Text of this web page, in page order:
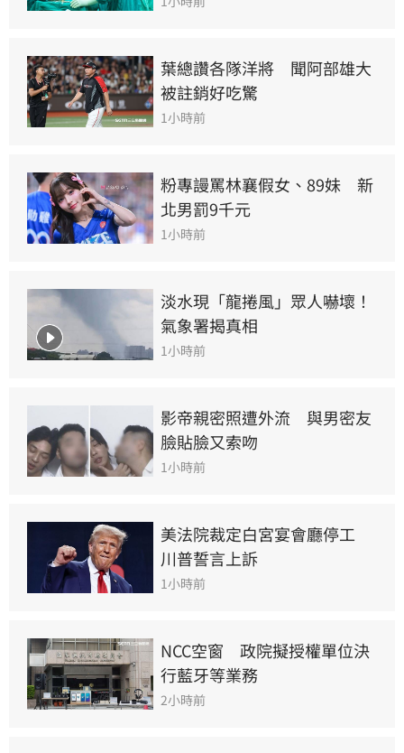
葉總讚各隊洋將　聞阿部雄大
被註銷好吃驚
1小時前
粉專謾罵林襄假女、89妹　新
北男罰9千元
1小時前
淡水現「龍捲風」眾人嚇壞！
氣象署揭真相
1小時前
影帝親密照遭外流　與男密友
臉貼臉又索吻
1小時前
美法院裁定白宮宴會廳停工
川普誓言上訴
1小時前
NCC空窗　政院擬授權單位決
行藍牙等業務
2小時前